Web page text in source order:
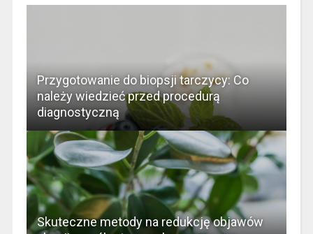
Przygotowanie do biopsji tarczycy: Co
należy wiedzieć przed procedurą
diagnostyczną
Skuteczne metody na redukcję objawów